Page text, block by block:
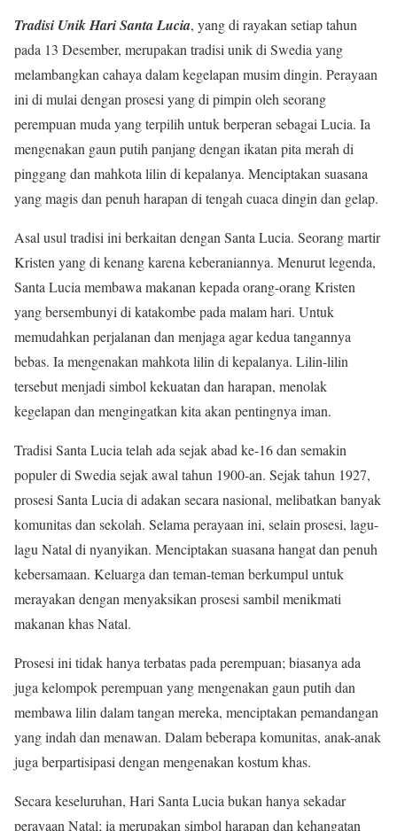
Tradisi Unik Hari Santa Lucia, yang di rayakan setiap tahun
pada 13 Desember, merupakan tradisi unik di Swedia yang
melambangkan cahaya dalam kegelapan musim dingin. Perayaan
ini di mulai dengan prosesi yang di pimpin oleh seorang
perempuan muda yang terpilih untuk berperan sebagai Lucia. Ia
mengenakan gaun putih panjang dengan ikatan pita merah di
pinggang dan mahkota lilin di kepalanya. Menciptakan suasana
yang magis dan penuh harapan di tengah cuaca dingin dan gelap.
Asal usul tradisi ini berkaitan dengan Santa Lucia. Seorang martir
Kristen yang di kenang karena keberaniannya. Menurut legenda,
Santa Lucia membawa makanan kepada orang-orang Kristen
yang bersembunyi di katakombe pada malam hari. Untuk
memudahkan perjalanan dan menjaga agar kedua tangannya
bebas. Ia mengenakan mahkota lilin di kepalanya. Lilin-lilin
tersebut menjadi simbol kekuatan dan harapan, menolak
kegelapan dan mengingatkan kita akan pentingnya iman.
Tradisi Santa Lucia telah ada sejak abad ke-16 dan semakin
populer di Swedia sejak awal tahun 1900-an. Sejak tahun 1927,
prosesi Santa Lucia di adakan secara nasional, melibatkan banyak
komunitas dan sekolah. Selama perayaan ini, selain prosesi, lagu-
lagu Natal di nyanyikan. Menciptakan suasana hangat dan penuh
kebersamaan. Keluarga dan teman-teman berkumpul untuk
merayakan dengan menyaksikan prosesi sambil menikmati
makanan khas Natal.
Prosesi ini tidak hanya terbatas pada perempuan; biasanya ada
juga kelompok perempuan yang mengenakan gaun putih dan
membawa lilin dalam tangan mereka, menciptakan pemandangan
yang indah dan menawan. Dalam beberapa komunitas, anak-anak
juga berpartisipasi dengan mengenakan kostum khas.
Secara keseluruhan, Hari Santa Lucia bukan hanya sekadar
perayaan Natal; ia merupakan simbol harapan dan kehangatan